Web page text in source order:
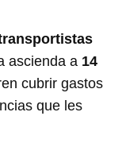
ascienda a 14
cubrir gastos
que les